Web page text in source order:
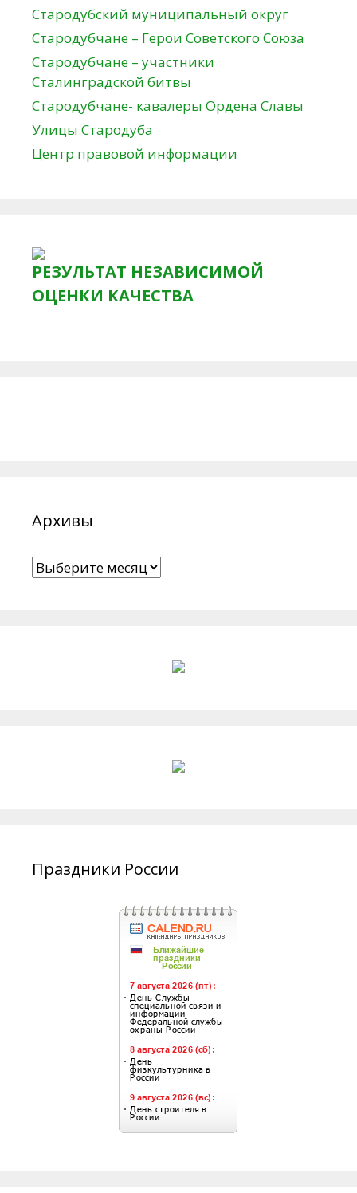
Стародубский муниципальный округ
Стародубчане – Герои Советского Союза
Стародубчане – участники
Сталинградской битвы
Стародубчане- кавалеры Ордена Славы
Улицы Стародуба
Центр правовой информации
РЕЗУЛЬТАТ НЕЗАВИСИМОЙ
ОЦЕНКИ КАЧЕСТВА
Архивы
Архивы
Праздники России